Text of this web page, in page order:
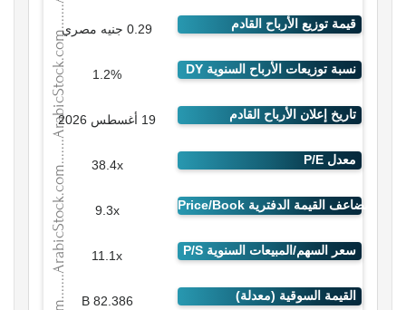
0.29 جنيه مصري
1.2%
19 أغسطس 2026
38.4x
9.3x
11.1x
82.386 B